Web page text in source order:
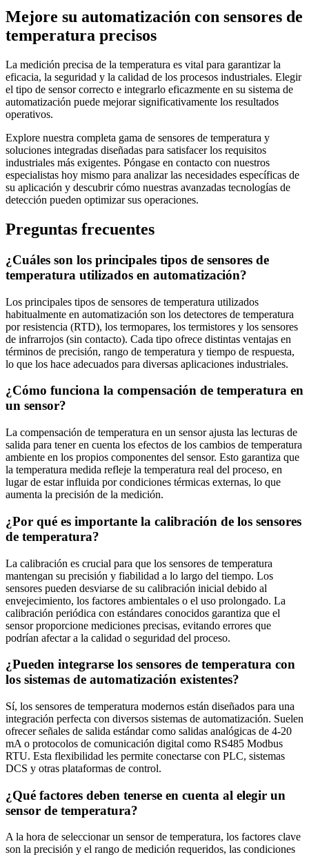
Mejore su automatización con sensores de
temperatura precisos
La medición precisa de la temperatura es vital para garantizar la
eficacia, la seguridad y la calidad de los procesos industriales. Elegir
el tipo de sensor correcto e integrarlo eficazmente en su sistema de
automatización puede mejorar significativamente los resultados
operativos.
Explore nuestra completa gama de sensores de temperatura y
soluciones integradas diseñadas para satisfacer los requisitos
industriales más exigentes. Póngase en contacto con nuestros
especialistas hoy mismo para analizar las necesidades específicas de
su aplicación y descubrir cómo nuestras avanzadas tecnologías de
detección pueden optimizar sus operaciones.
Preguntas frecuentes
¿Cuáles son los principales tipos de sensores de
temperatura utilizados en automatización?
Los principales tipos de sensores de temperatura utilizados
habitualmente en automatización son los detectores de temperatura
por resistencia (RTD), los termopares, los termistores y los sensores
de infrarrojos (sin contacto). Cada tipo ofrece distintas ventajas en
términos de precisión, rango de temperatura y tiempo de respuesta,
lo que los hace adecuados para diversas aplicaciones industriales.
¿Cómo funciona la compensación de temperatura en
un sensor?
La compensación de temperatura en un sensor ajusta las lecturas de
salida para tener en cuenta los efectos de los cambios de temperatura
ambiente en los propios componentes del sensor. Esto garantiza que
la temperatura medida refleje la temperatura real del proceso, en
lugar de estar influida por condiciones térmicas externas, lo que
aumenta la precisión de la medición.
¿Por qué es importante la calibración de los sensores
de temperatura?
La calibración es crucial para que los sensores de temperatura
mantengan su precisión y fiabilidad a lo largo del tiempo. Los
sensores pueden desviarse de su calibración inicial debido al
envejecimiento, los factores ambientales o el uso prolongado. La
calibración periódica con estándares conocidos garantiza que el
sensor proporcione mediciones precisas, evitando errores que
podrían afectar a la calidad o seguridad del proceso.
¿Pueden integrarse los sensores de temperatura con
los sistemas de automatización existentes?
Sí, los sensores de temperatura modernos están diseñados para una
integración perfecta con diversos sistemas de automatización. Suelen
ofrecer señales de salida estándar como salidas analógicas de 4-20
mA o protocolos de comunicación digital como RS485 Modbus
RTU. Esta flexibilidad les permite conectarse con PLC, sistemas
DCS y otras plataformas de control.
¿Qué factores deben tenerse en cuenta al elegir un
sensor de temperatura?
A la hora de seleccionar un sensor de temperatura, los factores clave
son la precisión y el rango de medición requeridos, las condiciones